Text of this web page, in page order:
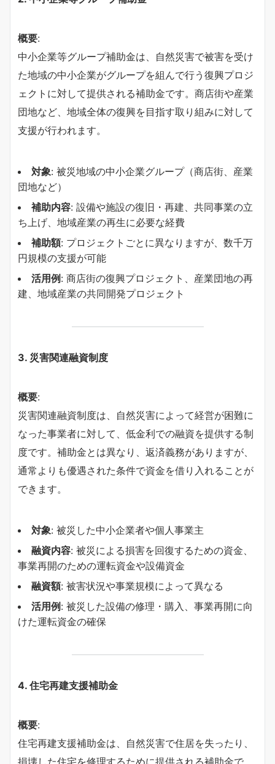
概要:
中小企業等グループ補助金は、自然災害で被害を受け
た地域の中小企業がグループを組んで行う復興プロジ
ェクトに対して提供される補助金です。商店街や産業
団地など、地域全体の復興を目指す取り組みに対して
支援が行われます。
対象: 被災地域の中小企業グループ（商店街、産業
団地など）
補助内容: 設備や施設の復旧・再建、共同事業の立
ち上げ、地域産業の再生に必要な経費
補助額: プロジェクトごとに異なりますが、数千万
円規模の支援が可能
活用例: 商店街の復興プロジェクト、産業団地の再
建、地域産業の共同開発プロジェクト
3. 災害関連融資制度
概要:
災害関連融資制度は、自然災害によって経営が困難に
なった事業者に対して、低金利での融資を提供する制
度です。補助金とは異なり、返済義務がありますが、
通常よりも優遇された条件で資金を借り入れることが
できます。
対象: 被災した中小企業者や個人事業主
融資内容: 被災による損害を回復するための資金、
事業再開のための運転資金や設備資金
融資額: 被害状況や事業規模によって異なる
活用例: 被災した設備の修理・購入、事業再開に向
けた運転資金の確保
4. 住宅再建支援補助金
概要:
住宅再建支援補助金は、自然災害で住居を失ったり、
損壊した住宅を修理するために提供される補助金で